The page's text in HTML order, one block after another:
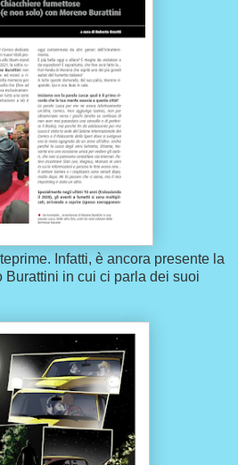
Infatti, è ancora presente la
Burattini in cui ci parla dei suoi